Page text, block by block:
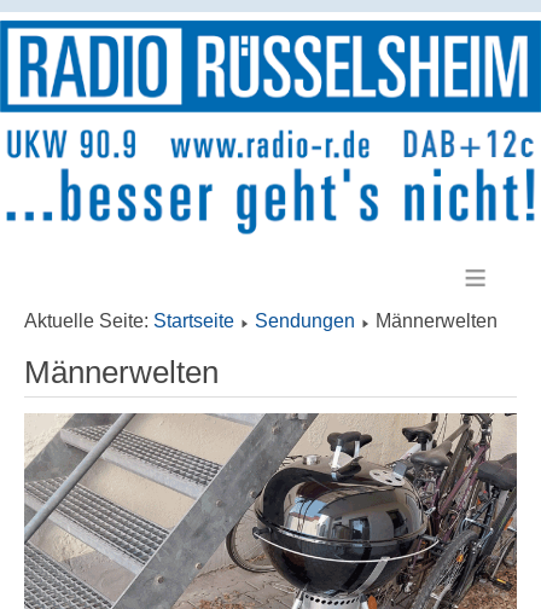
≡
Aktuelle Seite: Startseite Sendungen Männerwelten
Männerwelten